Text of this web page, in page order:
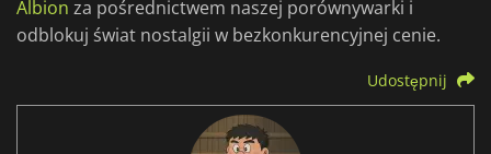
Albion za pośrednictwem naszej porównywarki i
odblokuj świat nostalgii w bezkonkurencyjnej cenie.
Udostępnij